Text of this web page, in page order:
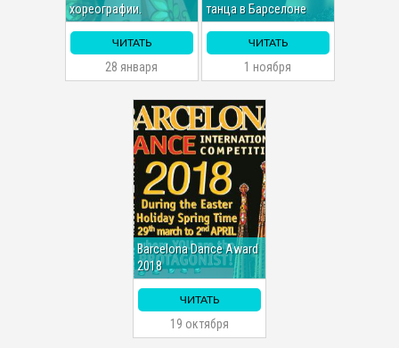
хореографии.
ЧИТАТЬ
28 января
танца в Барселоне
ЧИТАТЬ
1 ноября
Barcelona Dance Award
2018
ЧИТАТЬ
19 октября